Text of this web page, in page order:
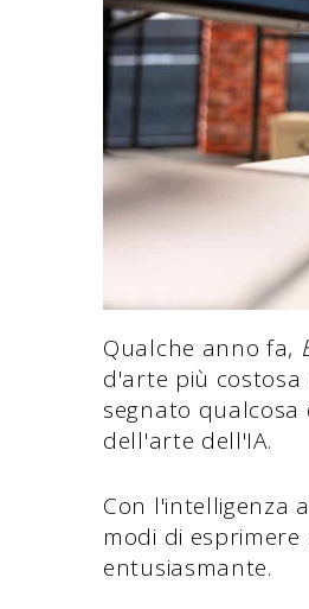
Qualche anno fa,
d'arte più
segnato
dell'arte dell'IA.
Con l'intelligenza
modi di esprimere
entusiasmante.